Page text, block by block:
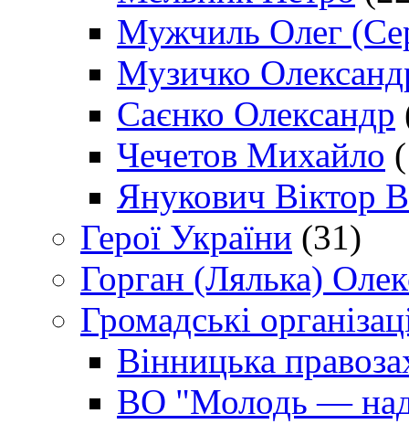
Мужчиль Олег
Музичко
Саєнко Олександр
Чечетов Михайло
Янукович Віктор
Герої України (31)
Горган (Лялька)
Громадські
Вінницька
ВО "Молодь —